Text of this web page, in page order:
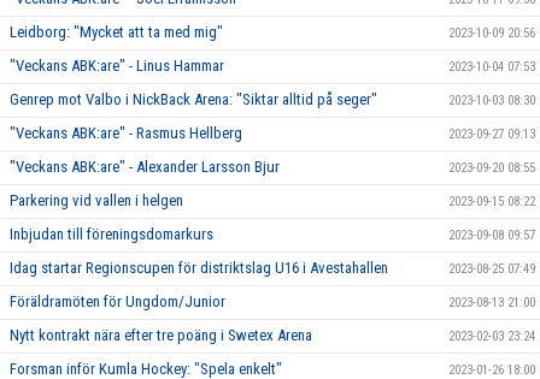
Leidborg: "Mycket att ta med mig" 2023-10-09 20:56
"Veckans ABK:are" - Linus Hammar 2023-10-04 07:53
Genrep mot Valbo i NickBack Arena: "Siktar alltid på seger" 2023-10-03 08:30
"Veckans ABK:are" - Rasmus Hellberg 2023-09-27 09:13
"Veckans ABK:are" - Alexander Larsson Bjur 2023-09-20 08:55
Parkering vid vallen i helgen 2023-09-15 08:22
Inbjudan till föreningsdomarkurs 2023-09-08 09:57
Idag startar Regionscupen för distriktslag U16 i Avestahallen 2023-08-25 07:49
Föräldramöten för Ungdom/Junior 2023-08-13 21:00
Nytt kontrakt nära efter tre poäng i Swetex Arena 2023-02-03 23:24
Forsman inför Kumla Hockey: "Spela enkelt" 2023-01-26 18:00